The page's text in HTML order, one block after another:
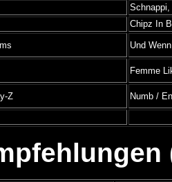
Chipz In
Und
Femme
Z
Numb /